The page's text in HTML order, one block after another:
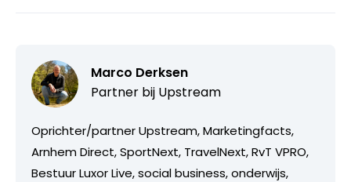
Marco Derksen
Partner bij Upstream
Oprichter/partner Upstream, Marketingfacts,
Arnhem Direct, SportNext, TravelNext, RvT VPRO,
Bestuur Luxor Live, social business, onderwijs,